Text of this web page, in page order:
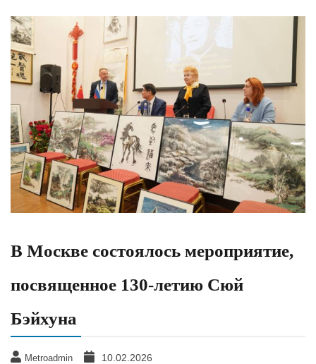
В Москве состоялось мероприятие,
посвященное 130‑летию Сюй
Бэйхуна
Metroadmin 10.02.2026